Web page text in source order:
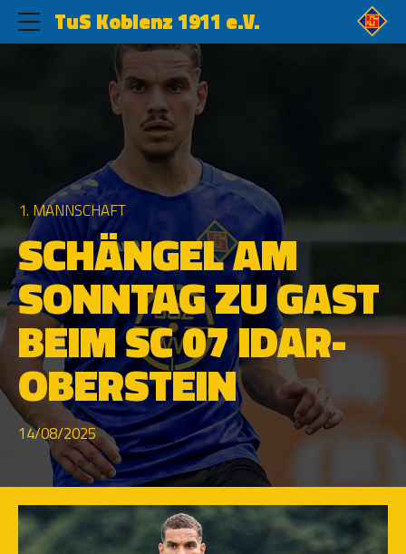
TuS Koblenz 1911 e.V.
1. MANNSCHAFT
SCHÄNGEL AM
SONNTAG ZU GAST
BEIM SC 07 IDAR-
OBERSTEIN
14/08/2025